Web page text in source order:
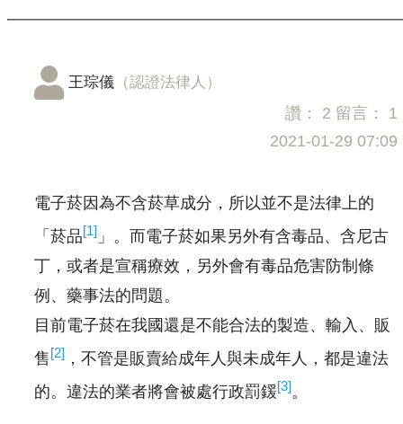
王琮儀 （認證法律人）
讚： 2 留言： 1
2021-01-29 07:09
電子菸因為不含菸草成分，所以並不是法律上的
「菸品[1] 」。而電子菸如果另外有含毒品、含尼古
丁，或者是宣稱療效，另外會有毒品危害防制條
例、藥事法的問題。
目前電子菸在我國還是不能合法的製造、輸入、販
售[2] ，不管是販賣給成年人與未成年人，都是違法
的。違法的業者將會被處行政罰鍰[3]。